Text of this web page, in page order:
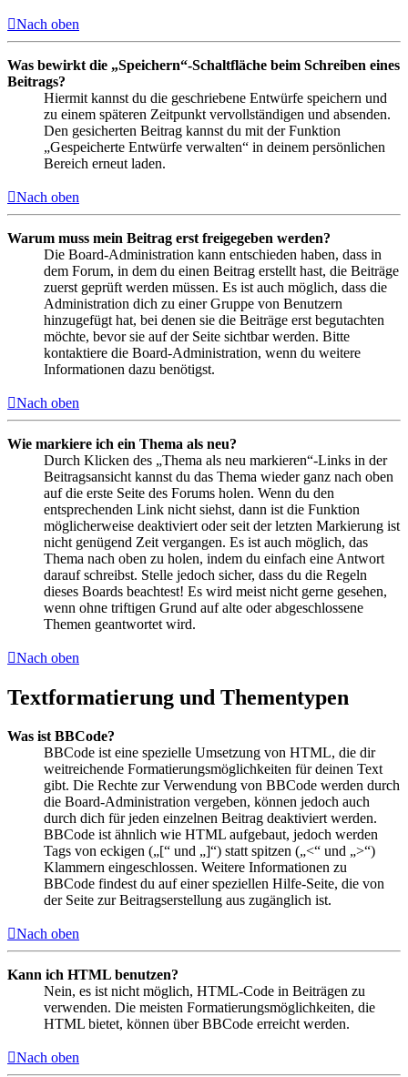
Nach oben
Was bewirkt die „Speichern“-Schaltfläche beim Schreiben eines
Beitrags?
Hiermit kannst du die geschriebene Entwürfe speichern und
zu einem späteren Zeitpunkt vervollständigen und absenden.
Den gesicherten Beitrag kannst du mit der Funktion
„Gespeicherte Entwürfe verwalten“ in deinem persönlichen
Bereich erneut laden.
Nach oben
Warum muss mein Beitrag erst freigegeben werden?
Die Board-Administration kann entschieden haben, dass in
dem Forum, in dem du einen Beitrag erstellt hast, die Beiträge
zuerst geprüft werden müssen. Es ist auch möglich, dass die
Administration dich zu einer Gruppe von Benutzern
hinzugefügt hat, bei denen sie die Beiträge erst begutachten
möchte, bevor sie auf der Seite sichtbar werden. Bitte
kontaktiere die Board-Administration, wenn du weitere
Informationen dazu benötigst.
Nach oben
Wie markiere ich ein Thema als neu?
Durch Klicken des „Thema als neu markieren“-Links in der
Beitragsansicht kannst du das Thema wieder ganz nach oben
auf die erste Seite des Forums holen. Wenn du den
entsprechenden Link nicht siehst, dann ist die Funktion
möglicherweise deaktiviert oder seit der letzten Markierung ist
nicht genügend Zeit vergangen. Es ist auch möglich, das
Thema nach oben zu holen, indem du einfach eine Antwort
darauf schreibst. Stelle jedoch sicher, dass du die Regeln
dieses Boards beachtest! Es wird meist nicht gerne gesehen,
wenn ohne triftigen Grund auf alte oder abgeschlossene
Themen geantwortet wird.
Nach oben
Textformatierung und Thementypen
Was ist BBCode?
BBCode ist eine spezielle Umsetzung von HTML, die dir
weitreichende Formatierungsmöglichkeiten für deinen Text
gibt. Die Rechte zur Verwendung von BBCode werden durch
die Board-Administration vergeben, können jedoch auch
durch dich für jeden einzelnen Beitrag deaktiviert werden.
BBCode ist ähnlich wie HTML aufgebaut, jedoch werden
Tags von eckigen („[“ und „]“) statt spitzen („<“ und „>“)
Klammern eingeschlossen. Weitere Informationen zu
BBCode findest du auf einer speziellen Hilfe-Seite, die von
der Seite zur Beitragserstellung aus zugänglich ist.
Nach oben
Kann ich HTML benutzen?
Nein, es ist nicht möglich, HTML-Code in Beiträgen zu
verwenden. Die meisten Formatierungsmöglichkeiten, die
HTML bietet, können über BBCode erreicht werden.
Nach oben